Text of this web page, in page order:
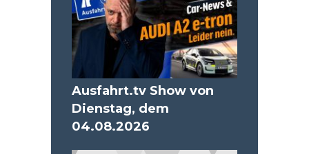
Ausfahrt.tv Show von
Dienstag, dem
04.08.2026